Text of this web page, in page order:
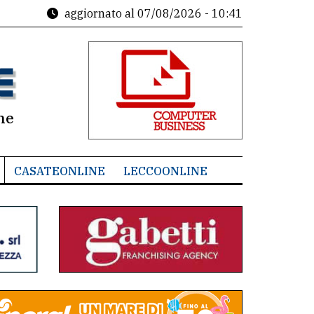
aggiornato al 07/08/2026 - 10:41
CASATEONLINE LECCOONLINE